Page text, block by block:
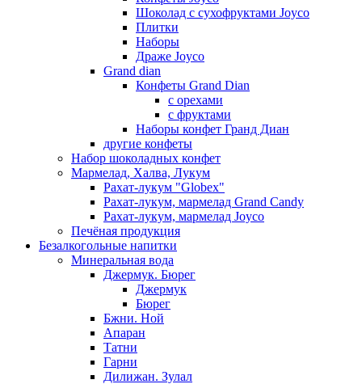
Шоколад с сухофруктами Joyco
Плитки
Наборы
Драже Joyco
Grand dian
Конфеты Grand Dian
с орехами
с фруктами
Наборы конфет Гранд Диан
другие конфеты
Набор шоколадных конфет
Мармелад, Халва, Лукум
Рахат-лукум "Globex"
Рахат-лукум, мармелад Grand Candy
Рахат-лукум, мармелад Joyco
Печёная продукция
Безалкогольные напитки
Минеральная вода
Джермук. Бюрег
Джермук
Бюрег
Бжни. Ной
Апаран
Татни
Гарни
Дилижан. Зулал